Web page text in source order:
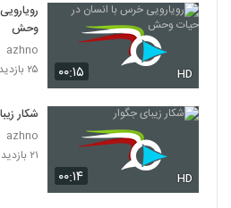
۰۰:۱۵ HD
وحش
azhno
۲۵ بازدید
۰۰:۱۴ HD
شکار
azhno
۲۱ بازدید